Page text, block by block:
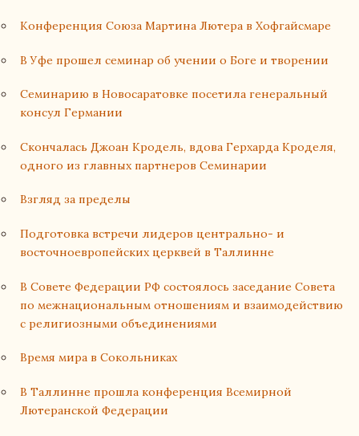
Конференция Союза Мартина Лютера в Хофгайсмаре
В Уфе прошел семинар об учении о Боге и творении
Семинарию в Новосаратовке посетила генеральный
консул Германии
Cкончалась Джоан Кродель, вдова Герхарда Кроделя,
одного из главных партнеров Семинарии
Взгляд за пределы
Подготовка встречи лидеров центрально- и
восточноевропейских церквей в Таллинне
В Совете Федерации РФ состоялось заседание Совета
по межнациональным отношениям и взаимодействию
с религиозными объединениями
Время мира в Сокольниках
В Таллинне прошла конференция Всемирной
Лютеранской Федерации